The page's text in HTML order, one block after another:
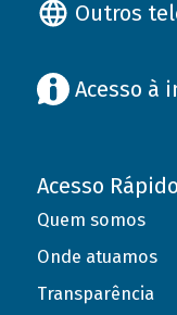
Outros
Acesso à
Acesso Rápido
Quem somos
Onde atuamos
Transparência